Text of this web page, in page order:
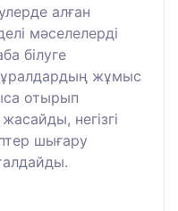
алған
мәселелерді
білуге
жұмыс
отырып
негізгі
шығару